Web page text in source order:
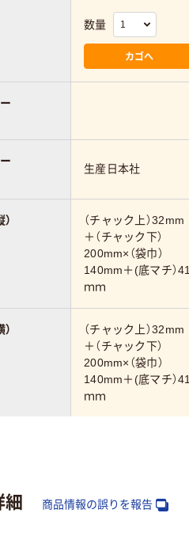
数量
カゴへ
生産日本社
（チャック上）32mm
＋（チャック下）
200mm×（袋巾）
140mm＋(底マチ）41
ｍｍ
（チャック上）32mm
＋（チャック下）
200mm×（袋巾）
140mm＋(底マチ）41
ｍｍ
20
商品環境
細 商品情報の誤りを報告